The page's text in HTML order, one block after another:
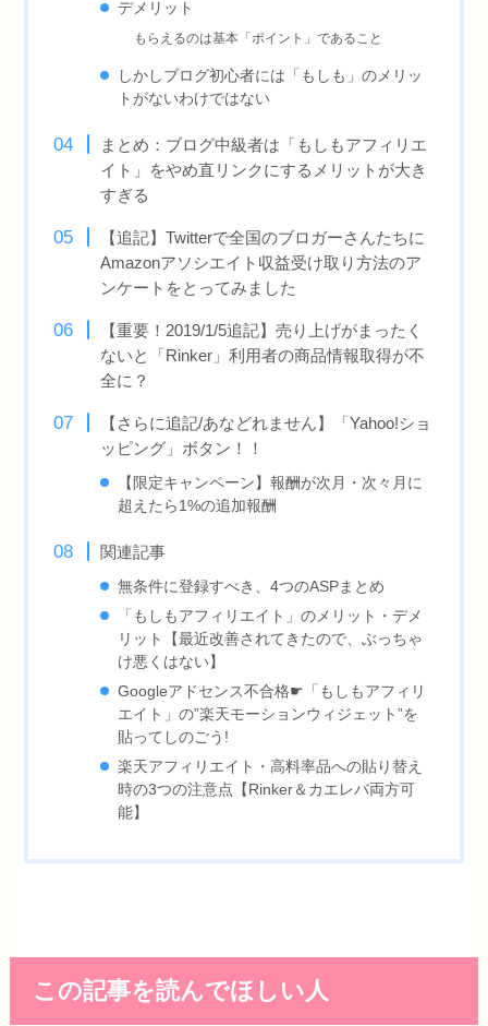
デメリット
もらえるのは基本「ポイント」であること
しかしブログ初心者には「もしも」のメリッ
トがないわけではない
まとめ：ブログ中級者は「もしもアフィリエ
イト」をやめ直リンクにするメリットが大き
すぎる
【追記】Twitterで全国のブロガーさんたちに
Amazonアソシエイト収益受け取り方法のア
ンケートをとってみました
【重要！2019/1/5追記】売り上げがまったく
ないと「Rinker」利用者の商品情報取得が不
全に？
【さらに追記/あなどれません】「Yahoo!ショ
ッピング」ボタン！！
【限定キャンペーン】報酬が次月・次々月に
超えたら1%の追加報酬
関連記事
無条件に登録すべき、4つのASPまとめ
「もしもアフィリエイト」のメリット・デメ
リット【最近改善されてきたので、ぶっちゃ
け悪くはない】
Googleアドセンス不合格☛「もしもアフィリ
エイト」の”楽天モーションウィジェット”を
貼ってしのごう!
楽天アフィリエイト・高料率品への貼り替え
時の3つの注意点【Rinker＆カエレバ両方可
能】
この記事を読んでほしい人